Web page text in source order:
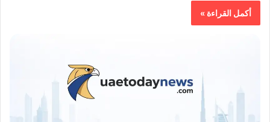
أكمل القراءة »